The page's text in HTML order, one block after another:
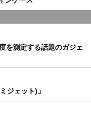
を測定する話題のガジェ
ジェット)」